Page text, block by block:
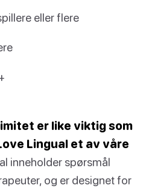
eller flere
er like viktig som
Lingual et av våre
inneholder spørsmål
og er designet for